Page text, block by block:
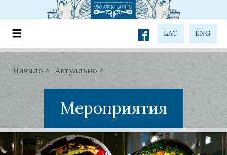
LAT ENG
Начало Актуально
Мероприятия